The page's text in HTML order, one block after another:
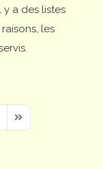
a des listes
les
Page
Last Page